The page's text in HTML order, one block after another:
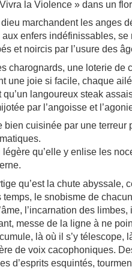
la Violence » dans un
marchandent les anges
aux enfers indéfinissables,
et noircis par l’usure des
charognards, une loterie de
une joie si facile, chaque
qu’un langoureux steak
par l’angoisse et
bien cuisinée par une terreur
légère qu’elle y enlise les
qu’est la chute abyssale,
temps, le snobisme de
l’incarnation des
messe de la ligne à ne
là où il s’y télescope,
de voix cacophoniques.
d’esprits esquintés,